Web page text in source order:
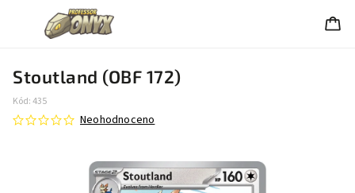
Stoutland (OBF 172)
Kód:435
Neohodnoceno